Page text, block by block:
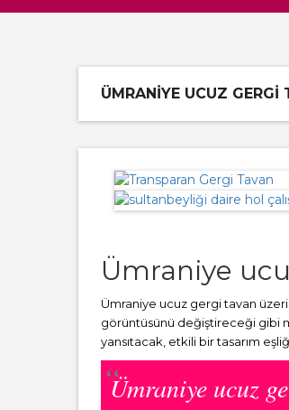
ÜMRANIYE UCUZ GERGI
Ümraniye
Ümraniye ucuz gergi tavan
görüntüsünü değiştireceği gibi
yansıtacak, etkili bir tasarım
Ümraniye ucuz